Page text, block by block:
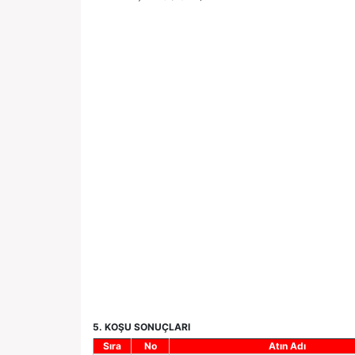
5. KOŞU SONUÇLARI
Sıra
No Atın Adı